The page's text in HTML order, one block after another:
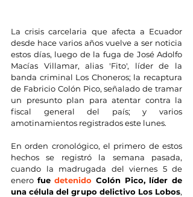
La crisis carcelaria que afecta a Ecuador
desde hace varios años vuelve a ser noticia
estos días, luego de la fuga de José Adolfo
Macías Villamar, alias 'Fito', líder de la
banda criminal Los Choneros; la recaptura
de Fabricio Colón Pico, señalado de tramar
un presunto plan para atentar contra la
fiscal general del país; y varios
amotinamientos registrados este lunes.
En orden cronológico, el primero de estos
hechos se registró la semana pasada,
cuando la madrugada del viernes 5 de
enero fue detenido Colón Pico, líder de
una célula del grupo delictivo Los Lobos,